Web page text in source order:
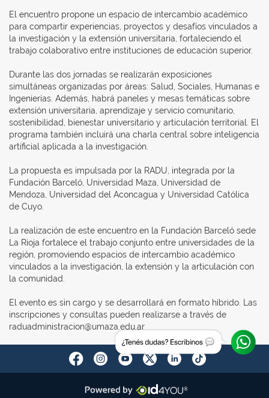
El encuentro propone un espacio de intercambio académico
para compartir experiencias, proyectos y desafíos vinculados a
la investigación y la extensión universitaria, fortaleciendo el
trabajo colaborativo entre instituciones de educación superior.
Durante las dos jornadas se realizarán exposiciones
simultáneas organizadas por áreas: Salud, Sociales, Humanas e
Ingenierías. Además, habrá paneles y mesas temáticas sobre
extensión universitaria, aprendizaje y servicio comunitario,
sostenibilidad, bienestar universitario y articulación territorial. El
programa también incluirá una charla central sobre inteligencia
artificial aplicada a la investigación.
La propuesta es impulsada por la RADU, integrada por la
Fundación Barceló, Universidad Maza, Universidad de
Mendoza, Universidad del Aconcagua y Universidad Católica
de Cuyo.
La realización de este encuentro en la Fundación Barceló sede
La Rioja fortalece el trabajo conjunto entre universidades de la
región, promoviendo espacios de intercambio académico
vinculados a la investigación, la extensión y la articulación con
la comunidad.
El evento es sin cargo y se desarrollará en formato híbrido. Las
inscripciones y consultas pueden realizarse a través de
raduadministracion@umaza.edu.ar